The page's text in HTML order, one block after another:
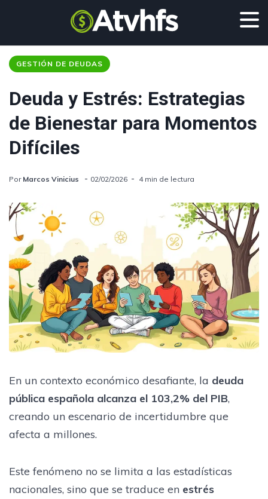
GESTIÓN DE DEUDAS
Deuda y Estrés: Estrategias
de Bienestar para Momentos
Difíciles
Por Marcos Vinicius 02/02/2026 4 min de lectura
En un contexto económico desafiante, la deuda
pública española alcanza el 103,2% del PIB,
creando un escenario de incertidumbre que
afecta a millones.
Este fenómeno no se limita a las estadísticas
nacionales, sino que se traduce en estrés